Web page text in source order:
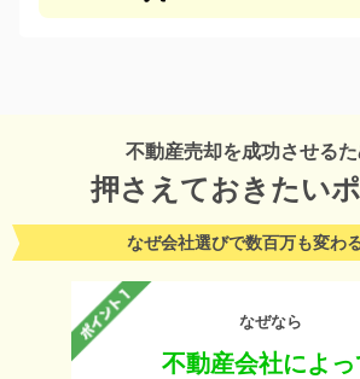
不動産売却を成功させるた
押さえておきたい
なぜ会社選びで数百万も変わ
なぜなら
不動産会社によっ